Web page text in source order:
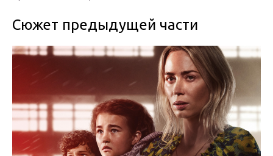
Сюжет предыдущей части